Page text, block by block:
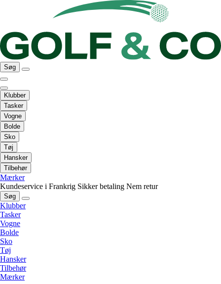
Søg
Klubber
Tasker
Vogne
Bolde
Sko
Tøj
Hansker
Tilbehør
Mærker
Kundeservice i Frankrig Sikker betaling Nem retur
Søg
Klubber
Tasker
Vogne
Bolde
Sko
Tøj
Hansker
Tilbehør
Mærker